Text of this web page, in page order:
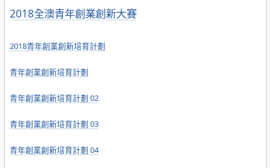
2018全澳青年創業創新大賽
2018青年創業創新培育計劃
青年創業創新培育計劃
青年創業創新培育計劃 02
青年創業創新培育計劃 03
青年創業創新培育計劃 04